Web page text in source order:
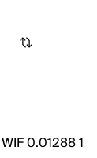
1
WIF 0.01288